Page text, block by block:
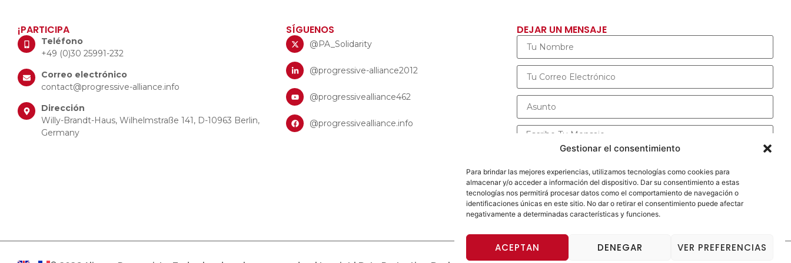
Gestionar el consentimiento
Para brindar las mejores experiencias, utilizamos tecnologías como cookies para
almacenar y/o acceder a información del dispositivo. Dar su consentimiento a estas
tecnologías nos permitirá procesar datos como el comportamiento de navegación o
identificaciones únicas en este sitio. No dar o retirar el consentimiento puede afectar
negativamente a determinadas características y funciones.
ACEPTAN DENEGAR VER PREFERENCIAS
¡PARTICIPA
Teléfono
+49 (0)30 25991-232
Correo electrónico
contact@progressive-alliance.info
Dirección
Willy-Brandt-Haus, Wilhelmstraße 141, D-10963 Berlin,
Germany
SÍGUENOS
@PA_Solidarity
@progressive-alliance2012
@progressivealliance462
@progressivealliance.info
DEJAR UN MENSAJE
ENVIAR MENSAJE